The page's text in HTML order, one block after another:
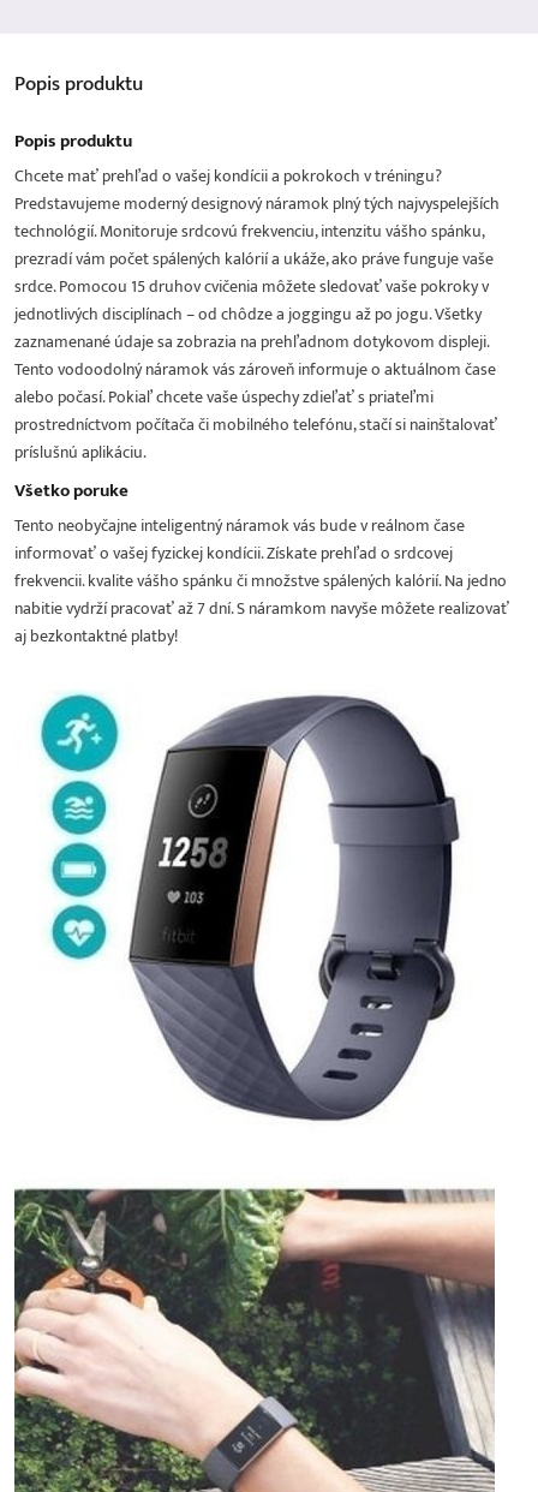
Popisproduktu
Popis produktu
Chcete mať prehľad o vašej kondícii a pokrokoch v tréningu?
Predstavujeme moderný designový náramok plný tých najvyspelejších
technológií. Monitoruje srdcovú frekvenciu, intenzitu vášho spánku,
prezradí vám počet spálených kalórií a ukáže, ako práve funguje vaše
srdce. Pomocou 15 druhov cvičenia môžete sledovať vaše pokroky v
jednotlivých disciplínach – od chôdze a joggingu až po jogu. Všetky
zaznamenané údaje sa zobrazia na prehľadnom dotykovom displeji.
Tento vodoodolný náramok vás zároveň informuje o aktuálnom čase
alebo počasí. Pokiaľ chcete vaše úspechy zdieľať s priateľmi
prostredníctvom počítača či mobilného telefónu, stačí si nainštalovať
príslušnú aplikáciu.
Všetko poruke
Tento neobyčajne inteligentný náramok vás bude v reálnom čase
informovať o vašej fyzickej kondícii. Získate prehľad o srdcovej
frekvencii. kvalite vášho spánku či množstve spálených kalórií. Na jedno
nabitie vydrží pracovať až 7 dní. S náramkom navyše môžete realizovať
aj bezkontaktné platby!